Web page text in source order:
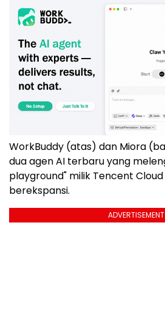
WorkBuddy (atas) dan Miora
dua agen AI terbaru yang
playground" milik Tencent
berekspansi.
ADVERTISEMENT